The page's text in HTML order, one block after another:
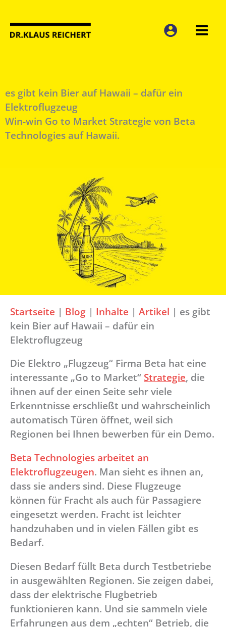
Inhalt
springen
es gibt kein Bier auf Hawaii – dafür ein
Elektroflugzeug
Win-win Go to Market Strategie von Beta
Technologies auf Hawaii.
Startseite | Blog | Inhalte | Artikel | es gibt
kein Bier auf Hawaii – dafür ein
Elektroflugzeug
Die Elektro „Flugzeug“ Firma Beta hat eine
interessante „Go to Market“ Strategie, die
ihnen auf der einen Seite sehr viele
Erkenntnisse erschließt und wahrscheinlich
automatisch Türen öffnet, weil sich
Regionen bei Ihnen bewerben für ein Demo.
Beta Technologies arbeitet an
Elektroflugzeugen. Man sieht es ihnen an,
dass sie anders sind. Diese Flugzeuge
können für Fracht als auch für Passagiere
eingesetzt werden. Fracht ist leichter
handzuhaben und in vielen Fällen gibt es
Bedarf.
Diesen Bedarf füllt Beta durch Testbetriebe
in ausgewählten Regionen. Sie zeigen dabei,
dass der elektrische Flugbetrieb
funktionieren kann. Und sie sammeln viele
Erfahrungen aus dem „echten“ Betrieb, die